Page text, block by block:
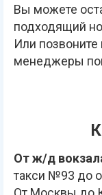
Вы можете
подходящий
Или
менеджеры
От ж/д
такси №93 до